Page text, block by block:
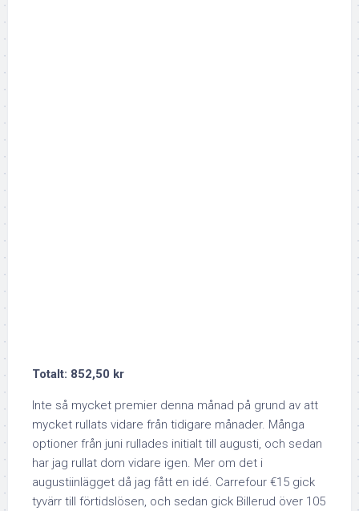
Totalt: 852,50 kr
Inte så mycket premier denna månad på grund av att
mycket rullats vidare från tidigare månader. Många
optioner från juni rullades initialt till augusti, och sedan
har jag rullat dom vidare igen. Mer om det i
augustiinlägget då jag fått en idé. Carrefour €15 gick
tyvärr till förtidslösen, och sedan gick Billerud över 105